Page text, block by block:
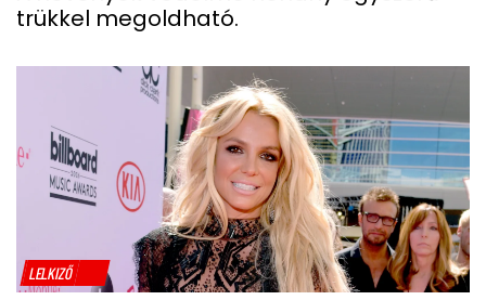
trükkel megoldható.
LELKIZŐ